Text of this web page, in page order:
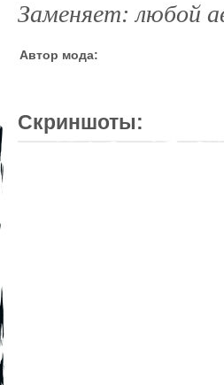
Заменяет: любой
Автор мода:
Скриншоты: